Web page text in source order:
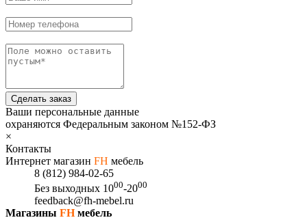
Сделать заказ
Ваши персональные данные
охраняются Федеральным законом №152-ФЗ
×
Контакты
Интернет магазин FH мебель
8 (812) 984-02-65
Без выходных 1000-2000
feedback@fh-mebel.ru
Магазины FHмебель